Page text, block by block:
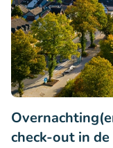
check-out in